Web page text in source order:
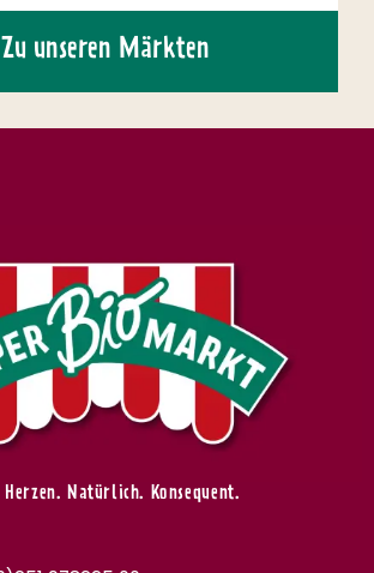
Zu unseren Märkten
Herzen. Natürlich. Konsequent.